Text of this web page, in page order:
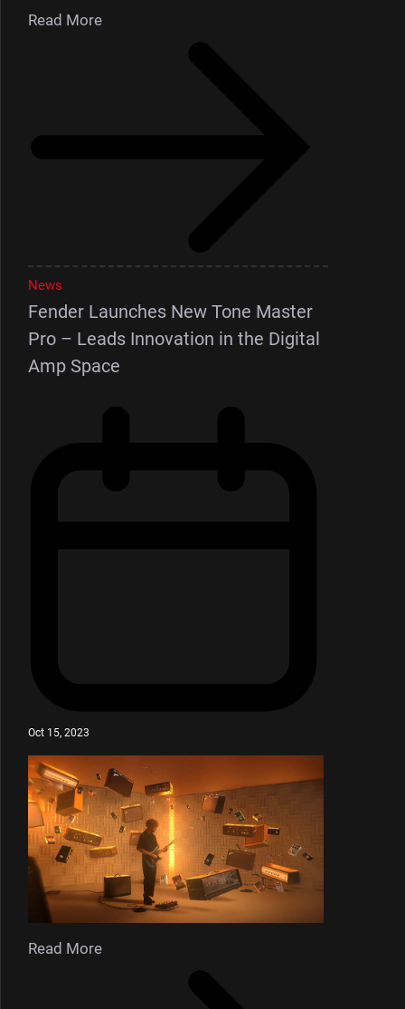
Read More
News
Fender Launches New Tone Master
Pro – Leads Innovation in the Digital
Amp Space
Oct 15, 2023
Read More